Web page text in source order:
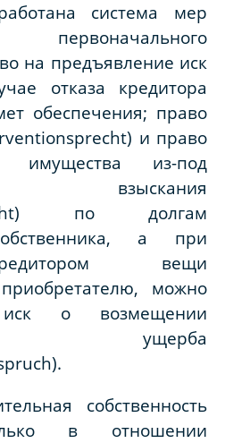
система мер
на предъявление иск
отказа кредитора
обеспечения; право
и право
имущества из-под
взыскания
по долгам
а при
вещи
можно
о возмещении
ущерба
собственность
в отношении